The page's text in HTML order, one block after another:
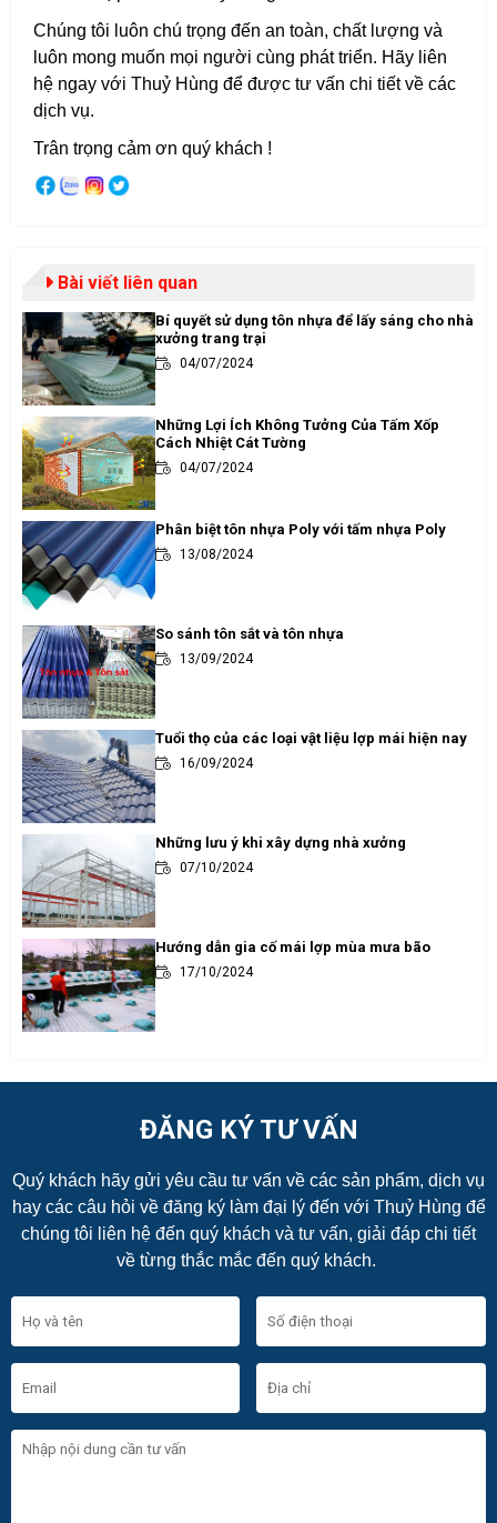
Chúng tôi luôn chú trọng đến an toàn, chất lượng và
luôn mong muốn mọi người cùng phát triển. Hãy liên
hệ ngay với Thuỷ Hùng để được tư vấn chi tiết về các
dịch vụ.
Trân trọng cảm ơn quý khách !
Bài viết liên quan
Bí quyết sử dụng tôn nhựa để lấy sáng cho nhà
xưởng trang trại
04/07/2024
Những Lợi Ích Không Tưởng Của Tấm Xốp
Cách Nhiệt Cát Tường
04/07/2024
Phân biệt tôn nhựa Poly với tấm nhựa Poly
13/08/2024
So sánh tôn sắt và tôn nhựa
13/09/2024
Tuổi thọ của các loại vật liệu lợp mái hiện nay
16/09/2024
Những lưu ý khi xây dựng nhà xưởng
07/10/2024
Hướng dẫn gia cố mái lợp mùa mưa bão
17/10/2024
ĐĂNG KÝ TƯ VẤN
Quý khách hãy gửi yêu cầu tư vấn về các sản phẩm, dịch vụ
hay các câu hỏi về đăng ký làm đại lý đến với Thuỷ Hùng để
chúng tôi liên hệ đến quý khách và tư vấn, giải đáp chi tiết
về từng thắc mắc đến quý khách.